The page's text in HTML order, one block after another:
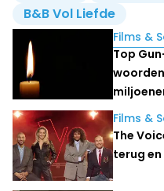
B&B Vol Liefde
Lees ook
Films &
Top
Films &
The
terug